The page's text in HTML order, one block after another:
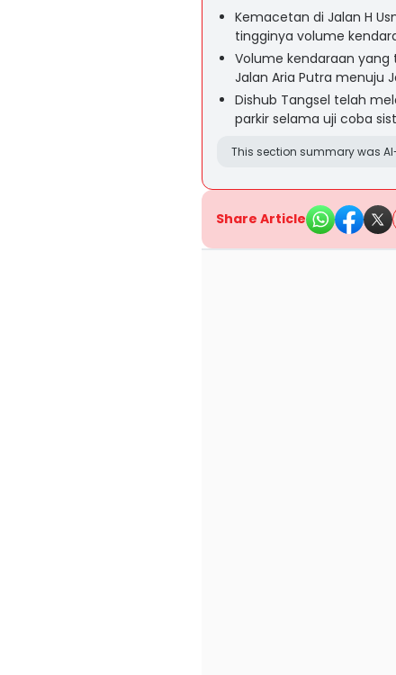
Kemacetan di Jalan H
tingginya volume
Volume kendaraan yang
Jalan Aria Putra menuju
Dishub Tangsel telah
parkir selama uji coba
This section summary was
Share Article